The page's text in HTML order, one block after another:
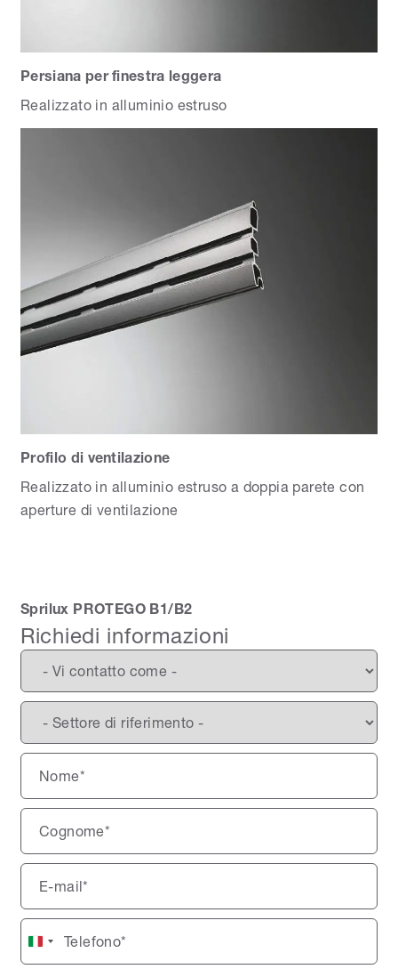
Persiana per finestra leggera
Realizzato in alluminio estruso
Profilo di ventilazione
Realizzato in alluminio estruso a doppia parete con
aperture di ventilazione
Sprilux PROTEGO B1/B2
Richiedi informazioni
Italy